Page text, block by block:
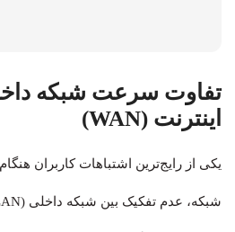
اینترنت (WAN)
یکی از رایج‌ترین اشتباهات کاربران